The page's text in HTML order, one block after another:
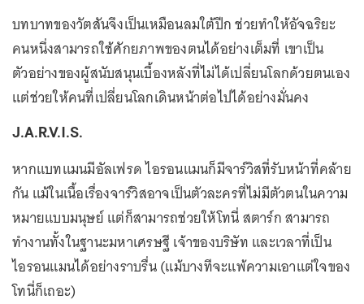
บทบาทของวัตสันจึงเป็นเหมือนลมใต้ปีก ช่วยทำให้อัจฉริยะ
คนหนึ่งสามารถใช้ศักยภาพของตนได้อย่างเต็มที่ เขาเป็น
ตัวอย่างของผู้สนับสนุนเบื้องหลังที่ไม่ได้เปลี่ยนโลกด้วยตนเอง
แต่ช่วยให้คนที่เปลี่ยนโลกเดินหน้าต่อไปได้อย่างมั่นคง
J.A.R.V.I.S.
หากแบทแมนมีอัลเฟรด ไอรอนแมนก็มีจาร์วิสที่รับหน้าที่คล้าย
กัน แม้ในเนื้อเรื่องจาร์วิสอาจเป็นตัวละครที่ไม่มีตัวตนในความ
หมายแบบมนุษย์ แต่ก็สามารถช่วยให้โทนี่ สตาร์ก สามารถ
ทำงานทั้งในฐานะมหาเศรษฐี เจ้าของบริษัท และเวลาที่เป็น
ไอรอนแมนได้อย่างราบรื่น (แม้บางทีจะแพ้ความเอาแต่ใจของ
โทนี่ก็เถอะ)